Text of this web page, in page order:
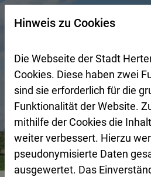
Zur Startseite (Schnelltaste 0)
Zum Seitenanfang springen
Zur Navigation/Menü springen
Zur Suche springen (Schnelltaste 8)
Zum Inhalt springen (Schnelltaste I)
Zum Fußbereich springen
Bürgerservice
Hinweis zu Cookies
Die Webseite der Stadt
Cookies. Diese haben zwei
sind sie erforderlich für die
Funktionalität der Website.
mithilfe der Cookies die
weiter verbessert. Hierzu
pseudonymisierte Daten
ausgewertet. Das